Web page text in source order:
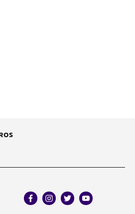
facebookinstagram
twitteryoutube